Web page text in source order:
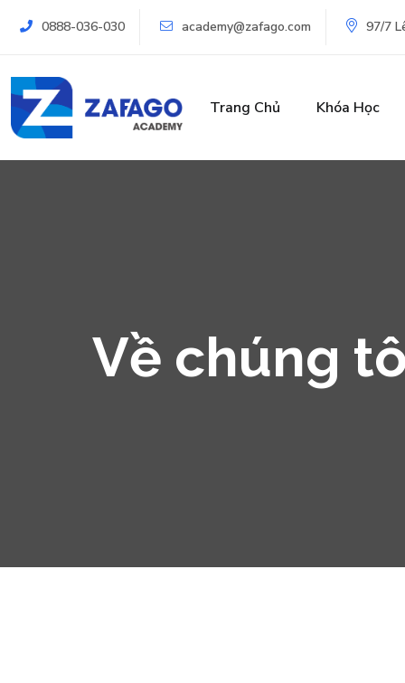
0888-036-030 academy@zafago.com 97/7
Trang Chủ Khóa Học
Về chúng